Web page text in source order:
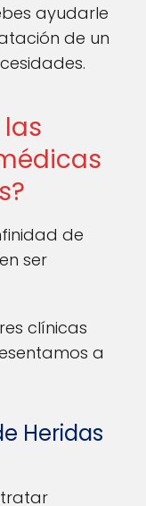
ayudarle
de un
de
ser
clínicas
a
Heridas
tratar